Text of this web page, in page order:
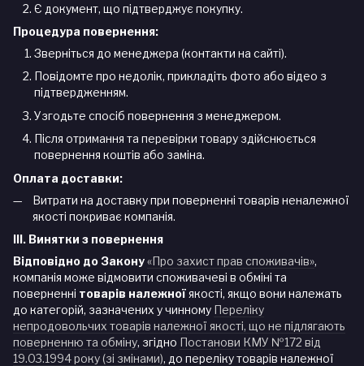
Є документ, що підтверджує покупку.
Процедура повернення:
Зверніться до менеджера (контакти на сайті).
Повідомте про недолік, прикладіть фото або відео з
підтвердженням.
Узгодьте спосіб повернення з менеджером.
Після отримання та перевірки товару здійснюється
повернення коштів або заміна.
Оплата доставки:
Витрати на доставку при поверненні товарів неналежної
якості покриває компанія.
III. Винятки з повернення
Відповідно до Закону«Про захист прав споживачів»,
компанія може відмовити споживачеві в обміні та
поверненні товарів належноїякості, якщо вони належать
до категорій, зазначених у чинному Переліку
непродовольчих товарів належної якості, що не підлягають
поверненню та обміну, згідно Постанови КМУ №172 від
19.03.1994 року (зі змінами), до переліку товарів належної